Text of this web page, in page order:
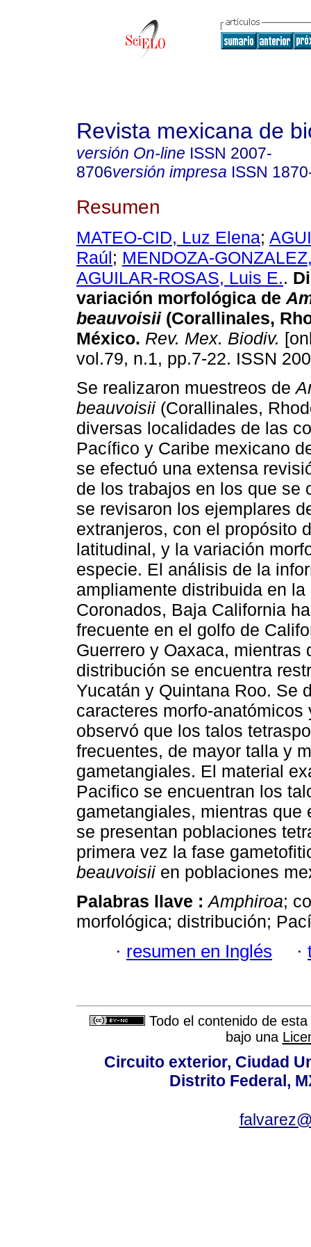
Revista mexicana de
versión On-line ISSN 2007-
8706versión impresa ISSN
Resumen
MATEO-CID, Luz Elena;
Raúl; MENDOZA-
AGUILAR-ROSAS, Luis E..
variación morfológica de
beauvoisii (Corallinales,
México. Rev. Mex. Biodiv.
vol.79, n.1, pp.7-22. ISSN
Se realizaron muestreos de
beauvoisii (Corallinales,
diversas localidades de las
Pacífico y Caribe mexicano
se efectuó una extensa
de los trabajos en los que se
se revisaron los ejemplares
extranjeros, con el propósito
latitudinal, y la variación
especie. El análisis de la
ampliamente distribuida en
Coronados, Baja California
frecuente en el golfo de
Guerrero y Oaxaca,
distribución se encuentra
Yucatán y Quintana Roo. Se
caracteres morfo-
observó que los talos
frecuentes, de mayor talla y
gametangiales. El material
Pacifico se encuentran los
gametangiales, mientras
se presentan poblaciones
primera vez la fase
beauvoisii en poblaciones
Palabras llave :Amphiroa;
morfológica; distribución;
· resumen en Inglés ·
Todo el contenido de
bajo una
Circuito exterior, Ciudad
Distrito Federal,